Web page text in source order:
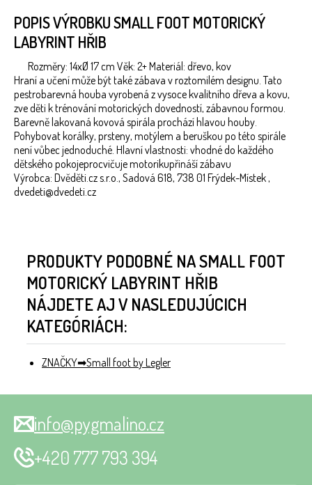
POPIS VÝROBKU SMALL FOOT MOTORICKÝ
LABYRINT HŘIB
Rozměry: 14xØ 17 cm Věk: 2+ Materiál: dřevo, kov
Hraní a učení může být také zábava v roztomilém designu. Tato
pestrobarevná houba vyrobená z vysoce kvalitního dřeva a kovu,
zve děti k trénování motorických dovedností, zábavnou formou.
Barevně lakovaná kovová spirála prochází hlavou houby.
Pohybovat korálky, prsteny, motýlem a beruškou po této spirále
není vůbec jednoduché. Hlavní vlastnosti: vhodné do každého
dětského pokojeprocvičuje motorikupřináší zábavu
Výrobca: Dvěděti.cz s.r.o., Sadová 618, 738 01 Frýdek-Místek ,
dvedeti@dvedeti.cz
PRODUKTY PODOBNÉ NA SMALL FOOT
MOTORICKÝ LABYRINT HŘIB
NÁJDETE AJ V NASLEDUJÚCICH
KATEGÓRIÁCH:
ZNAČKY Small foot by Legler
info@pygmalino.cz
+420 777 793 394